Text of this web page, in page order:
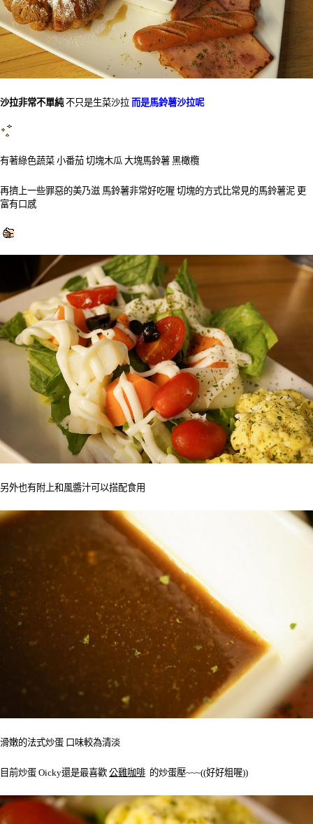
沙拉非常不單純不只是生菜沙拉 而是馬鈴薯沙拉呢
有著綠色蔬菜 小番茄 切塊木瓜 大塊馬鈴薯 黑橄欖
再擠上一些罪惡的美乃滋 馬鈴薯非常好吃喔 切塊的方式比常見的馬鈴薯泥 更
富有口感
另外也有附上和風醬汁可以搭配食用
滑嫩的法式炒蛋 口味較為清淡
目前炒蛋 Oicky還是最喜歡 公雞咖啡 的炒蛋壓~~~((好好粗喔))